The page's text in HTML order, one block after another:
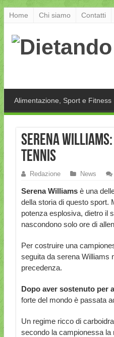
Home Chi siamo Contatti
Alimentazione, Sport e Fitness
Serena
tennis
Redazione News
Serena Williamsè una
della storia di questo sport.
potenza esplosiva, dietro il
nascondono solo ore di
Per costruire una
seguita da serena Williams
precedenza.
Dopo aver sostenuto per
forte del mondo è passata
Un regime ricco di
secondo la campionessa la